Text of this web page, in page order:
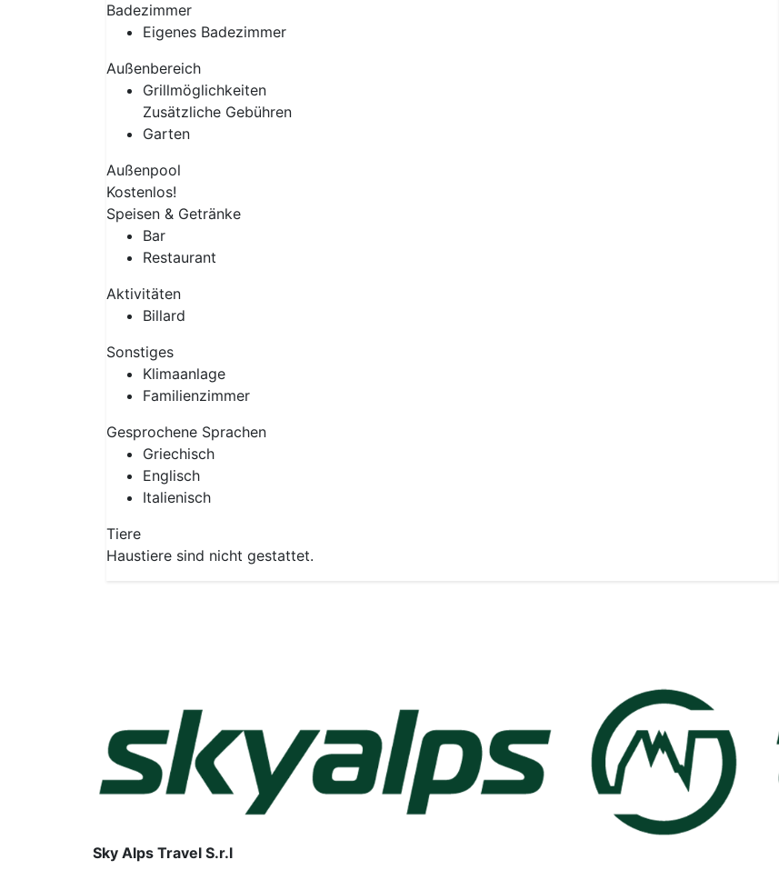
Badezimmer
Eigenes Badezimmer
Außenbereich
Grillmöglichkeiten
Zusätzliche Gebühren
Garten
Außenpool
Kostenlos!
Speisen & Getränke
Bar
Restaurant
Aktivitäten
Billard
Sonstiges
Klimaanlage
Familienzimmer
Gesprochene Sprachen
Griechisch
Englisch
Italienisch
Tiere
Haustiere sind nicht gestattet.
Sky Alps Travel S.r.l